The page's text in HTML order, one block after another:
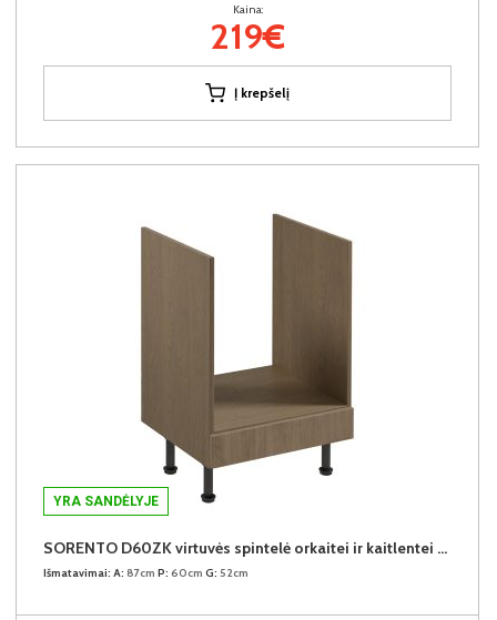
Kaina:
219€
Į krepšelį
YRA SANDĖLYJE
SORENTO D60ZK virtuvės spintelė orkaitei ir kaitlentei (Baltic Storm/Baltic Storm)
Išmatavimai: A: 87cm P: 60cm G: 52cm